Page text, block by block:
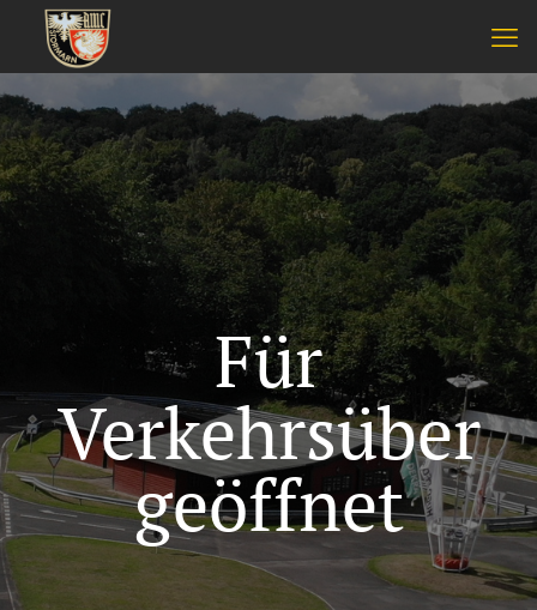
Für
Verkehrsüber
geöffnet